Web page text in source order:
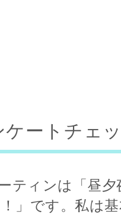
ケートチェ
ティンは「昼夕
」です。私は